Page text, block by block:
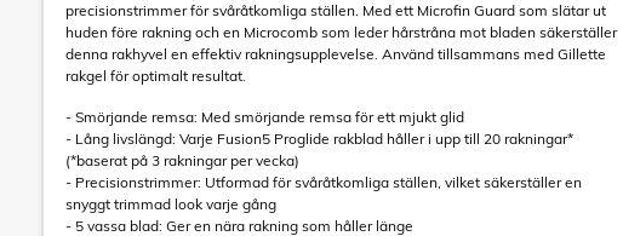
precisionstrimmer för svåråtkomliga ställen. Med ett Microfin Guard som slätar ut
huden före rakning och en Microcomb som leder hårstråna mot bladen säkerställer
denna rakhyvel en effektiv rakningsupplevelse. Använd tillsammans med Gillette
rakgel för optimalt resultat.
- Smörjande remsa: Med smörjande remsa för ett mjukt glid
- Lång livslängd: Varje Fusion5 Proglide rakblad håller i upp till 20 rakningar*
(*baserat på 3 rakningar per vecka)
- Precisionstrimmer: Utformad för svåråtkomliga ställen, vilket säkerställer en
snyggt trimmad look varje gång
- 5 vassa blad: Ger en nära rakning som håller länge